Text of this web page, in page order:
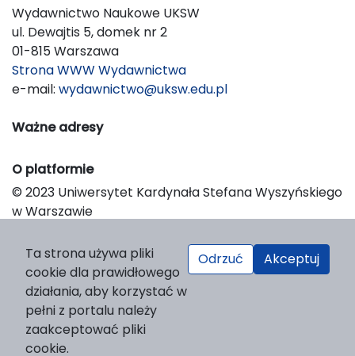
Wydawnictwo Naukowe UKSW
ul. Dewajtis 5, domek nr 2
01-815 Warszawa
Strona WWW Wydawnictwa
e-mail: wydawnictwo@uksw.edu.pl
Ważne adresy
O platformie
© 2023 Uniwersytet Kardynała Stefana Wyszyńskiego
w Warszawie
Platform & Workflow by OJS/PKP
Ta strona używa pliki
cookie dla prawidłowego
działania, aby korzystać w
pełni z portalu należy
zaakceptować pliki
cookie.
Odrzuć Akceptuj